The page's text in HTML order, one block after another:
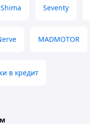
Shima Seventy
MADMOTOR
в кредит